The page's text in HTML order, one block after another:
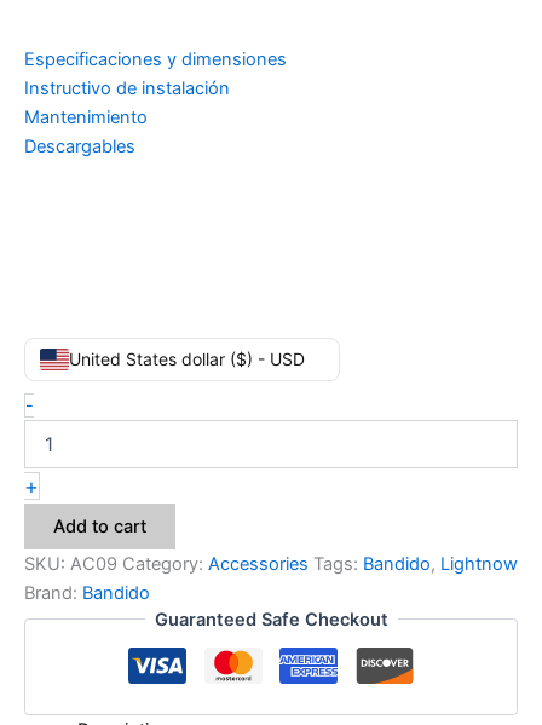
Especificaciones y dimensiones
Instructivo de instalación
Mantenimiento
Descargables
United States dollar ($) - USD
-
+
Add to cart
SKU: AC09 Category: Accessories Tags: Bandido, Lightnow
Brand: Bandido
Guaranteed Safe Checkout